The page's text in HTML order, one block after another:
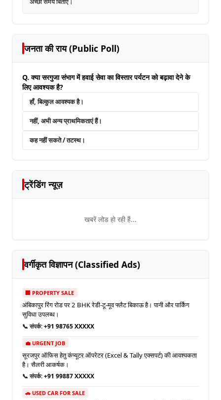
जनता की राय (Public Poll)
Q. क्या सरगुजा संभाग में हवाई सेवा का विस्तार पर्यटन को बढ़ावा देने के
लिए आवश्यक है?
हाँ, बिल्कुल आवश्यक है।
नहीं, अभी अन्य प्राथमिकताएं हैं।
कह नहीं सकते / तटस्थ।
ट्रेंडिंग न्यूज़
खबरें लोड हो रही हैं...
वर्गीकृत विज्ञापन (Classified Ads)
🏢 PROPERTY SALE
अंबिकापुर रिंग रोड पर 2 BHK रेडी-टू-मूव फ्लैट बिकाऊ है। पानी और पार्किंग
सुविधा उपलब्ध।
📞 संपर्क:+91 98765 XXXXX
💼 URGENT JOB
सूरजपुर ऑफिस हेतु कंप्यूटर ऑपरेटर (Excel & Tally एक्सपर्ट) की आवश्यकता
है। सैलरी आकर्षक।
📞 संपर्क:+91 99887 XXXXX
🚗 USED CAR FOR SALE